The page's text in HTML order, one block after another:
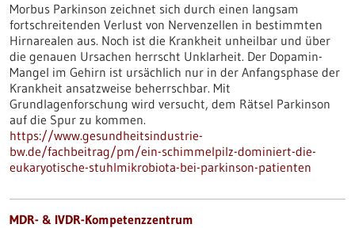
Morbus Parkinson zeichnet sich durch einen langsam
fortschreitenden Verlust von Nervenzellen in bestimmten
Hirnarealen aus. Noch ist die Krankheit unheilbar und über
die genauen Ursachen herrscht Unklarheit. Der Dopamin-
Mangel im Gehirn ist ursächlich nur in der Anfangsphase der
Krankheit ansatzweise beherrschbar. Mit
Grundlagenforschung wird versucht, dem Rätsel Parkinson
auf die Spur zu kommen.
https://www.gesundheitsindustrie-
bw.de/fachbeitrag/pm/ein-schimmelpilz-dominiert-die-
eukaryotische-stuhlmikrobiota-bei-parkinson-patienten
MDR- & IVDR-Kompetenzzentrum